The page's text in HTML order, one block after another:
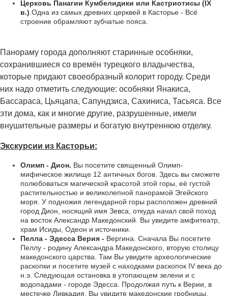
Церковь Панагии Кумбелидики или Кастриотисы (IX
в.) .Одна из самых древних церквей в Касторье - Всё
строение обрамляют зубчатые пояса.
Панораму города дополняют старинные особняки,
сохранившиеся со времён турецкого владычества,
которые придают своеобразный колорит городу. Среди
них надо отметить следующие: особняки Янакиса,
Бассараса, Цьяцапа, Сапундзиса, Сахиниса, Тасьяса. Все
эти дома, как и многие другие, разрушенные, имели
внушительные размеры и богатую внутреннюю отделку.
Экскурсии из Касторьи:
Олимп - Дион. Вы посетите священный Олимп-
мифическое жилище 12 античных богов. Здесь вы сможете
полюбоваться магической красотой этой горы, её густой
растительностью и великолепной панорамой Эгейского
моря. У подножия легендарной горы расположен древний
город Дион, носящий имя Зевса, откуда начал свой поход
на восток Александр Македонский. Вы увидите амфитеатр,
храм Исиды, Одеон и источники.
Пелла - Эдесса Верия - Вергина. Сначала Вы посетите
Пеллу - родину Александра Македонского, вторую столицу
македонского царства. Там Вы увидите археологические
раскопки и посетите музей с находками раскопок IV века до
н.э. Следующая остановка в утопающем зелени и с
водопадами - городе Эдесса. Продолжая путь к Верии, в
местечке Ливкадия, Вы увидите македонские гробницы.